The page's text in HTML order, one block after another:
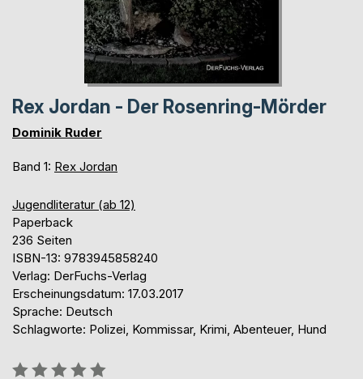
Rex Jordan - Der Rosenring-Mörder
Dominik Ruder
Band 1: Rex Jordan
Jugendliteratur (ab 12)
Paperback
236 Seiten
ISBN-13: 9783945858240
Verlag: DerFuchs-Verlag
Erscheinungsdatum: 17.03.2017
Sprache: Deutsch
Schlagworte: Polizei, Kommissar, Krimi, Abenteuer, Hund
Bewertung::